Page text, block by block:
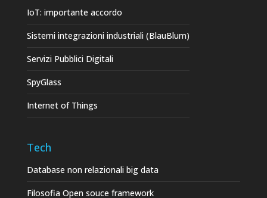
IoT: importante accordo
Sistemi integrazioni industriali (BlauBlum)
Servizi Pubblici Digitali
SpyGlass
Internet of Things
Tech
Database non relazionali big data
Filosofia Open souce framework